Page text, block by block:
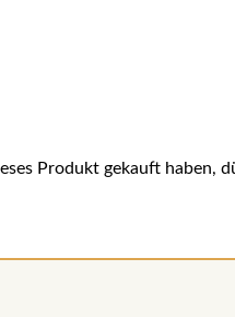
Produkt gekauft haben,